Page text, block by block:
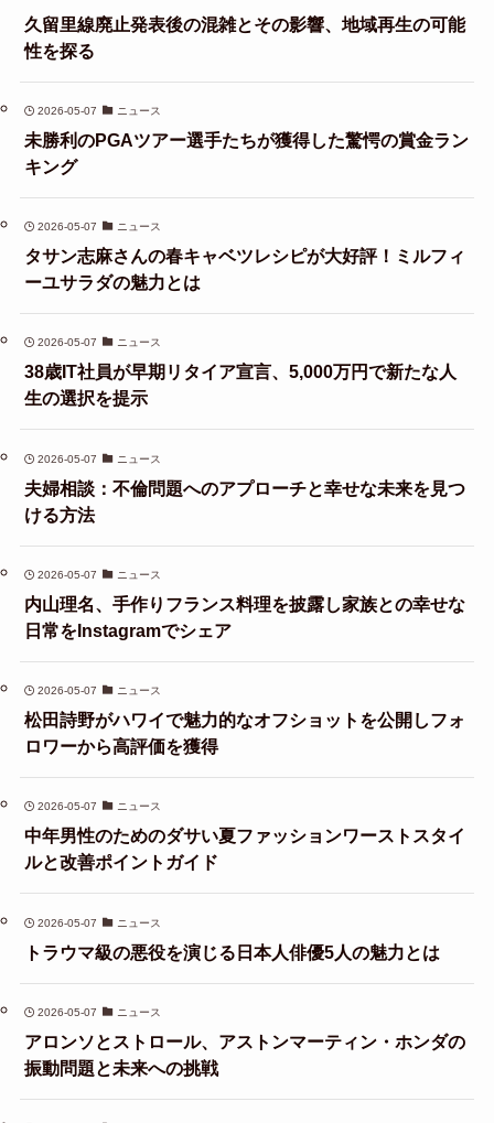
久留里線廃止発表後の混雑とその影響、地域再生の可能
性を探る
2026-05-07 ニュース
未勝利のPGAツアー選手たちが獲得した驚愕の賞金ラン
キング
2026-05-07 ニュース
タサン志麻さんの春キャベツレシピが大好評！ミルフィ
ーユサラダの魅力とは
2026-05-07 ニュース
38歳IT社員が早期リタイア宣言、5,000万円で新たな人
生の選択を提示
2026-05-07 ニュース
夫婦相談：不倫問題へのアプローチと幸せな未来を見つ
ける方法
2026-05-07 ニュース
内山理名、手作りフランス料理を披露し家族との幸せな
日常をInstagramでシェア
2026-05-07 ニュース
松田詩野がハワイで魅力的なオフショットを公開しフォ
ロワーから高評価を獲得
2026-05-07 ニュース
中年男性のためのダサい夏ファッションワーストスタイ
ルと改善ポイントガイド
2026-05-07 ニュース
トラウマ級の悪役を演じる日本人俳優5人の魅力とは
2026-05-07 ニュース
アロンソとストロール、アストンマーティン・ホンダの
振動問題と未来への挑戦